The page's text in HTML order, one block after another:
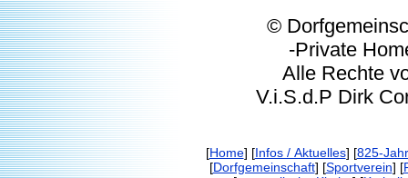
© Dorfgemeinschaft
-Private
Alle Rechte
V.i.S.d.P Dirk
[Home] [Infos / Aktuelles] [825-
[Dorfgemeinschaft] [Sportverein] [